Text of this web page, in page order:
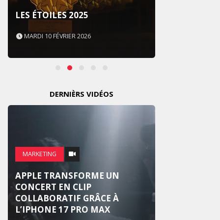
LES ÉTOILES 2025
MARDI 10 FÉVRIER 2026
DERNIÈRS VIDÉOS
MARKETING
APPLE TRANSFORME UN
CONCERT EN CLIP
COLLABORATIF GRÂCE À
L’IPHONE 17 PRO MAX